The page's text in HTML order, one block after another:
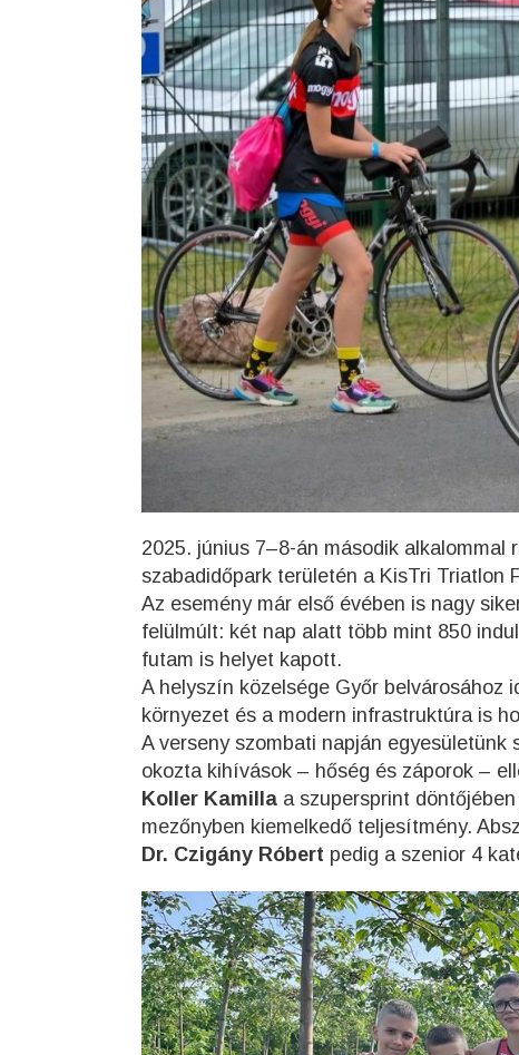
2025. június 7–8-án második alkalommal
szabadidőpark területén a KisTri Triatlon
Az esemény már első évében is nagy
felülmúlt: két nap alatt több mint 850
futam is helyet kapott.
A helyszín közelsége Győr
környezet és a modern infrastruktúra is
A verseny szombati napján
okozta kihívások – hőség és záporok –
Koller Kamilla a szupersprint
mezőnyben kiemelkedő teljesítmény.
Dr. Czigány Róbert pedig a szenior 4